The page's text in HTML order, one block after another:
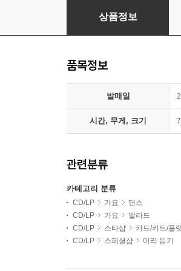
김준수 (XIA) - 5th FULL
상품정보
품목정보
발매일
시간, 무게, 크기
관련분류
카테고리 분류
CD/LP 가요
댄스
CD/LP
가요
발라드
CD/LP
스타샵
카드/키트/플
CD/LP
스페셜샵 미리 듣기